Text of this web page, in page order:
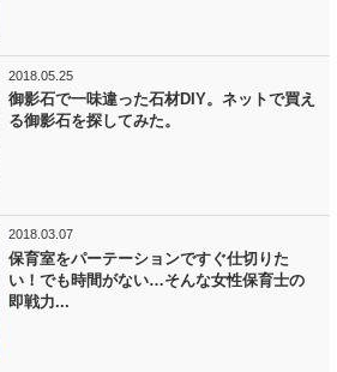
2018.05.25
御影石で一味違った石材DIY。ネットで買え
る御影石を探してみた。
2018.03.07
保育室をパーテーションですぐ仕切りた
い！でも時間がない…そんな女性保育士の
即戦力...